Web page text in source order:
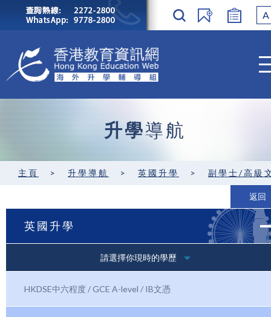
A
升學導航
主頁 > 升學導航 > 英國升學 > 副學士/高級
返回
英國升學
請選擇你現時的學歷
HKDSE中六程度 / GCE A-level / IB文憑